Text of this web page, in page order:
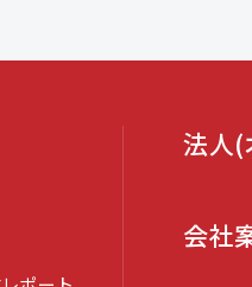
会社
法人(